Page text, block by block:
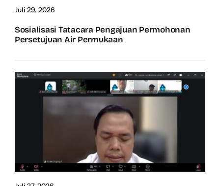
Juli 29, 2026
Sosialisasi Tatacara Pengajuan Permohonan
Persetujuan Air Permukaan